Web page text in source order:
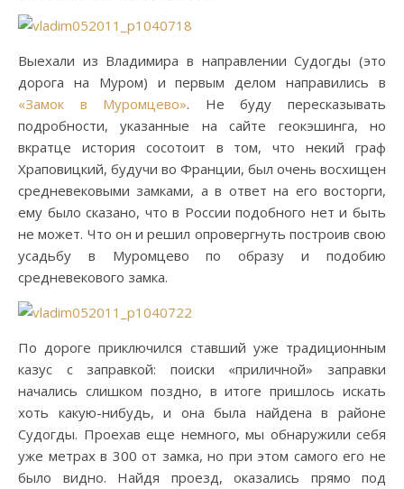
Выехали из Владимира в направлении Судогды (это
дорога на Муром) и первым делом направились в
«Замок в Муромцево». Не буду пересказывать
подробности, указанные на сайте геокэшинга, но
вкратце история сосотоит в том, что некий граф
Храповицкий, будучи во Франции, был очень восхищен
средневековыми замками, а в ответ на его восторги,
ему было сказано, что в России подобного нет и быть
не может. Что он и решил опровергнуть построив свою
усадьбу в Муромцево по образу и подобию
средневекового замка.
По дороге приключился ставший уже традиционным
казус с заправкой: поиски «приличной» заправки
начались слишком поздно, в итоге пришлось искать
хоть какую-нибудь, и она была найдена в районе
Судогды. Проехав еще немного, мы обнаружили себя
уже метрах в 300 от замка, но при этом самого его не
было видно. Найдя проезд, оказались прямо под